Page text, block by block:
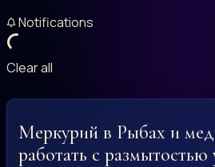
Notifications
Clear all
Меркурий в Рыбах и
работать с размытостью